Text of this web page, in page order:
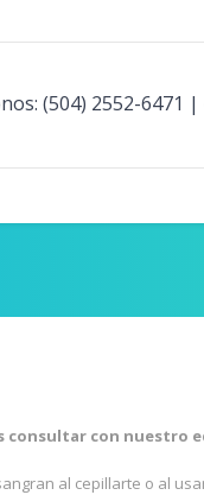
(504) 2552-6471 |
consultar con nuestro
al cepillarte o al